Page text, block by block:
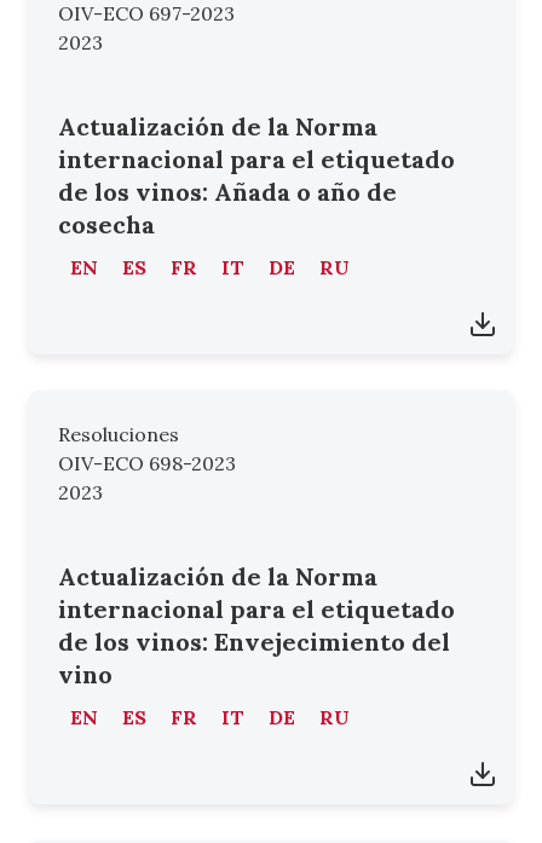
OIV-ECO 697-2023
2023
Actualización de la Norma
internacional para el etiquetado
de los vinos: Añada o año de
cosecha
EN ES FR IT DE RU
Resoluciones
OIV-ECO 698-2023
2023
Actualización de la Norma
internacional para el etiquetado
de los vinos: Envejecimiento del
vino
EN ES FR IT DE RU